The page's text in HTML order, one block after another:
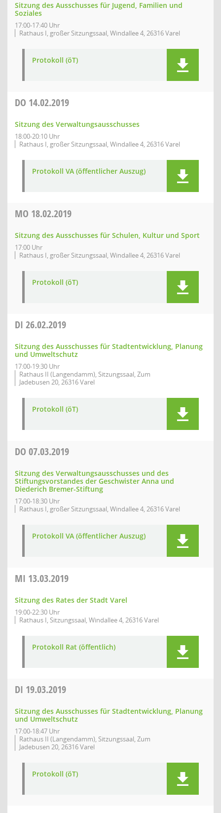
Sitzung des Ausschusses für Jugend, Familien und
Soziales
17:00-17:40 Uhr
Rathaus I, großer Sitzungssaal, Windallee 4, 26316 Varel
Protokoll (öT)
DO 14.02.2019
Sitzung des Verwaltungsausschusses
18:00-20:10 Uhr
Rathaus I, großer Sitzungssaal, Windallee 4, 26316 Varel
Protokoll VA (öffentlicher Auszug)
MO 18.02.2019
Sitzung des Ausschusses für Schulen, Kultur und Sport
17:00 Uhr
Rathaus I, großer Sitzungssaal, Windallee 4, 26316 Varel
Protokoll (öT)
DI 26.02.2019
Sitzung des Ausschusses für Stadtentwicklung, Planung
und Umweltschutz
17:00-19:30 Uhr
Rathaus II (Langendamm), Sitzungssaal, Zum
Jadebusen 20, 26316 Varel
Protokoll (öT)
DO 07.03.2019
Sitzung des Verwaltungsausschusses und des
Stiftungsvorstandes der Geschwister Anna und
Diederich Bremer-Stiftung
17:00-18:30 Uhr
Rathaus I, großer Sitzungssaal, Windallee 4, 26316 Varel
Protokoll VA (öffentlicher Auszug)
MI 13.03.2019
Sitzung des Rates der Stadt Varel
19:00-22:30 Uhr
Rathaus I, Sitzungssaal, Windallee 4, 26316 Varel
Protokoll Rat (öffentlich)
DI 19.03.2019
Sitzung des Ausschusses für Stadtentwicklung, Planung
und Umweltschutz
17:00-18:47 Uhr
Rathaus II (Langendamm), Sitzungssaal, Zum
Jadebusen 20, 26316 Varel
Protokoll (öT)